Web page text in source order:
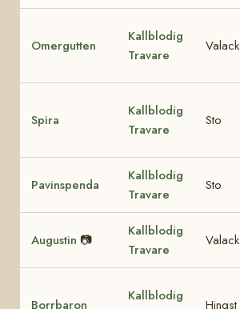
Omergutten
Kallblodig
Travare
Valack
Spira
Kallblodig
Travare
Sto
Pavinspenda
Kallblodig
Travare
Sto
Augustin 📷
Kallblodig
Travare
Valack
Borrbaron
Kallblodig
Hingst